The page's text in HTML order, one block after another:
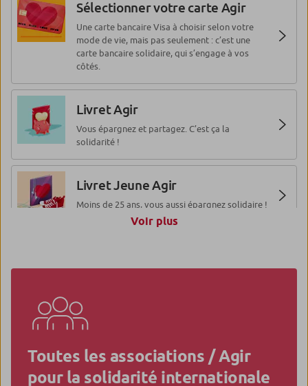
Sélectionner votre carte Agir
Une carte bancaire Visa à choisir selon votre
mode de vie, mais pas seulement : c’est une
carte bancaire solidaire, qui s’engage à vos
côtés.
Livret Agir
Vous épargnez et partagez. C’est ça la
solidarité !
Livret Jeune Agir
Moins de 25 ans, vous aussi épargnez solidaire !
Le livret qui favorise l’accès au logement pour
Livret de Développement
Durable et Solidaire
Vous épargnez utile, durable et solidaire !
Voir plus
Toutes les associations / Agir
pour la solidarité internationale